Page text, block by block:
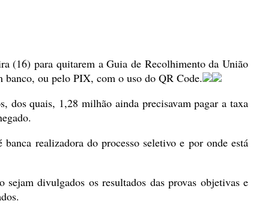
(16) para quitarem a Guia de Recolhimento da União
ou pelo PIX, com o uso do QR Code.
dos quais, 1,28 milhão ainda precisavam pagar a taxa
banca realizadora do processo seletivo e por onde está
divulgados os resultados das provas objetivas e